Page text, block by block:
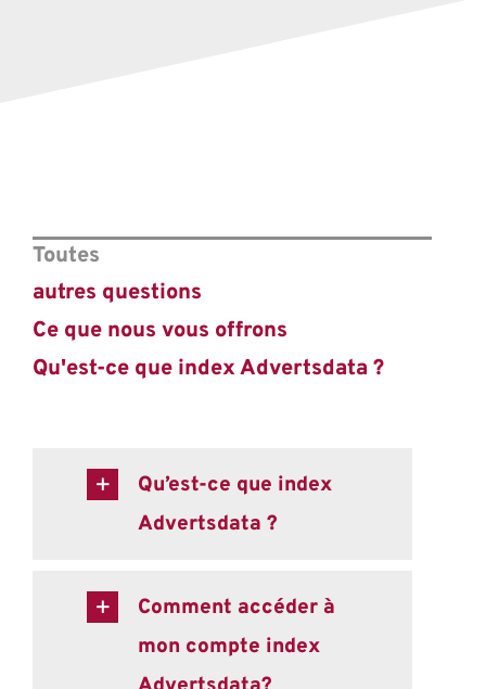
Toutes
autres questions
Ce que nous vous offrons
Qu'est-ce que index Advertsdata ?
Qu’est-ce que index
Advertsdata ?
Comment accéder à
mon compte index